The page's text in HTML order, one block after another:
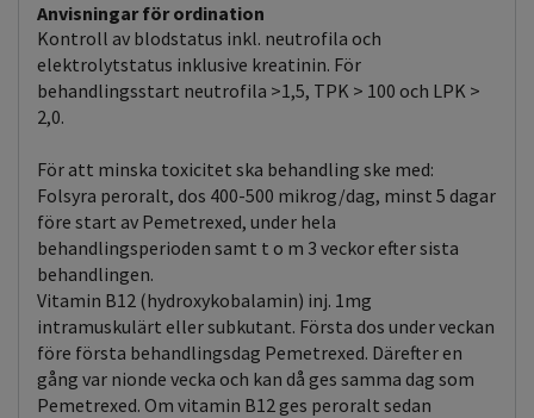
Anvisningar för ordination
Kontroll av blodstatus inkl. neutrofila och
elektrolytstatus inklusive kreatinin. För
behandlingsstart neutrofila >1,5, TPK > 100 och LPK >
2,0.
För att minska toxicitet ska behandling ske med:
Folsyra peroralt, dos 400-500 mikrog/dag, minst 5 dagar
före start av Pemetrexed, under hela
behandlingsperioden samt t o m 3 veckor efter sista
behandlingen.
Vitamin B12 (hydroxykobalamin) inj. 1mg
intramuskulärt eller subkutant. Första dos under veckan
före första behandlingsdag Pemetrexed. Därefter en
gång var nionde vecka och kan då ges samma dag som
Pemetrexed. Om vitamin B12 ges peroralt sedan